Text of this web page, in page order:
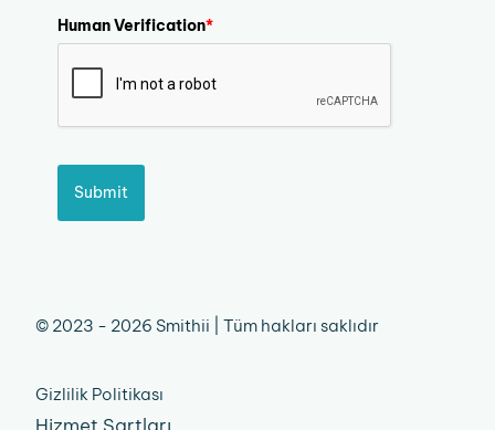
Human Verification*
Submit
© 2023 - 2026 Smithii | Tüm hakları saklıdır
Gizlilik Politikası